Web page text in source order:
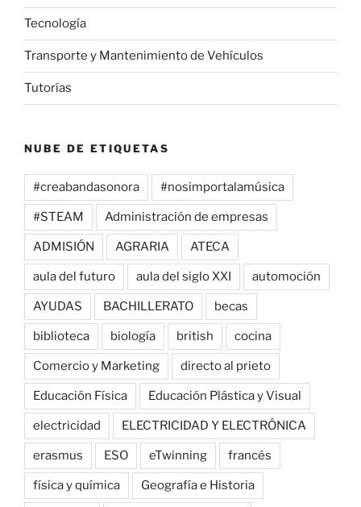
Tecnología
Transporte y Mantenimiento de Vehículos
Tutorías
NUBE DE ETIQUETAS
#creabandasonora #nosimportalamúsica
#STEAM Administración de empresas
ADMISIÓN AGRARIA ATECA
aula del futuro aula del siglo XXI automoción
AYUDAS BACHILLERATO becas
biblioteca biología british cocina
Comercio y Marketing directo al prieto
Educación Física Educación Plástica y Visual
electricidad ELECTRICIDAD Y ELECTRÓNICA
erasmus ESO eTwinning francés
física y química Geografía e Historia